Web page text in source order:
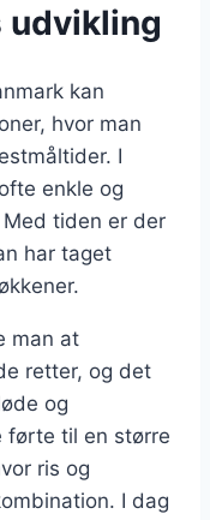
udvikling
kan
hvor man
I
enkle og
tiden er der
har taget
man at
retter, og det
og
førte til en større
ris og
I dag